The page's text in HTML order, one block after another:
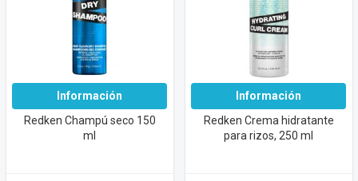
Información
Redken Champú seco 150
ml
Información
Redken Crema hidratante
para rizos, 250 ml